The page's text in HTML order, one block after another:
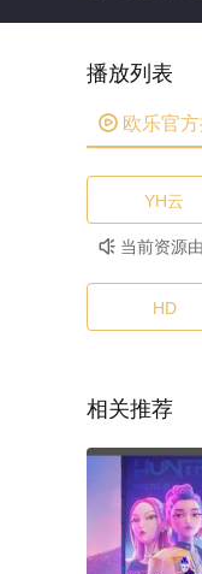
播放列表
 欧乐官
YH云
 当前资源
HD
相关推荐